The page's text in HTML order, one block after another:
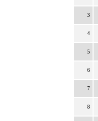
3
4
5
6
7
8